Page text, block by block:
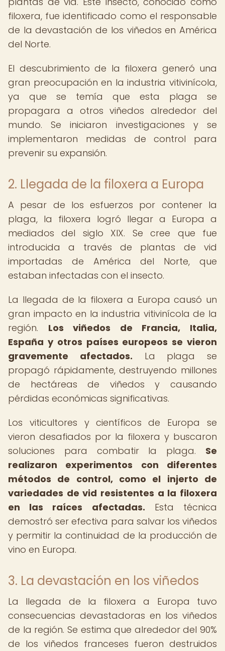
filoxera, fue identificado como el responsable
de la devastación de los viñedos en América
del Norte.
El descubrimiento de la filoxera generó una
gran preocupación en la industria vitivinícola,
ya que se temía que esta plaga se
propagara a otros viñedos alrededor del
mundo. Se iniciaron investigaciones y se
implementaron medidas de control para
prevenir su expansión.
2. Llegada de la filoxera a Europa
A pesar de los esfuerzos por contener la
plaga, la filoxera logró llegar a Europa a
mediados del siglo XIX. Se cree que fue
introducida a través de plantas de vid
importadas de América del Norte, que
estaban infectadas con el insecto.
La llegada de la filoxera a Europa causó un
gran impacto en la industria vitivinícola de la
región. Los viñedos de Francia, Italia,
España y otros países europeos se vieron
gravemente afectados. La plaga se
propagó rápidamente, destruyendo millones
de hectáreas de viñedos y causando
pérdidas económicas significativas.
Los viticultores y científicos de Europa se
vieron desafiados por la filoxera y buscaron
soluciones para combatir la plaga. Se
realizaron experimentos con diferentes
métodos de control, como el injerto de
variedades de vid resistentes a la filoxera
en las raíces afectadas. Esta técnica
demostró ser efectiva para salvar los viñedos
y permitir la continuidad de la producción de
vino en Europa.
3. La devastación en los viñedos
La llegada de la filoxera a Europa tuvo
consecuencias devastadoras en los viñedos
de la región. Se estima que alrededor del 90%
de los viñedos franceses fueron destruidos